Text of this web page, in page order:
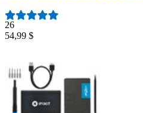
26
54,99 $